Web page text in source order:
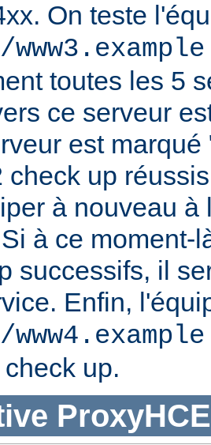
On teste
toutes les 5
ce serveur
est
check up
à nouveau à
à ce moment-
successifs, il
Enfin,
up.